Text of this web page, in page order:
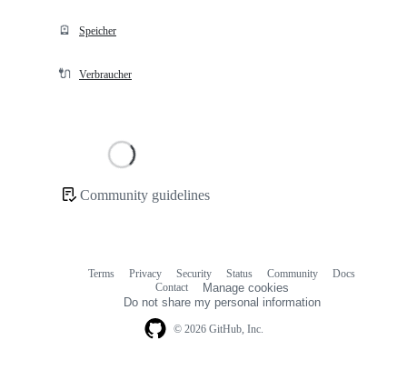
🪫 Speicher
🔌 Verbraucher
Community guidelines
© 2026 GitHub, Inc.
Terms Privacy Security Status Community
Docs
Contact
Manage cookies
Do not share my personal information